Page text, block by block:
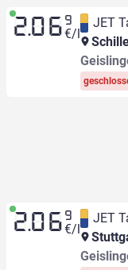
2.06 9
€/l
JET
2.06 9
€/l
JET